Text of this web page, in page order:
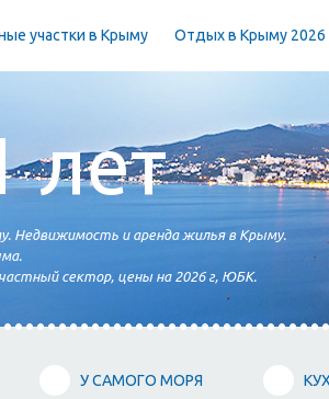
участки в Крыму Отдых в Крыму 2026
лет
Недвижимость и аренда жилья в Крыму.
сектор, цены на 2026 г, ЮБК.
У САМОГО МОРЯ